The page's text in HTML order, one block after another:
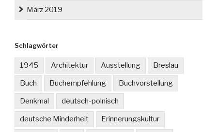
März 2019
Schlagwörter
1945 Architektur Ausstellung Breslau
Buch Buchempfehlung Buchvorstellung
Denkmal deutsch-polnisch
deutsche Minderheit Erinnerungskultur